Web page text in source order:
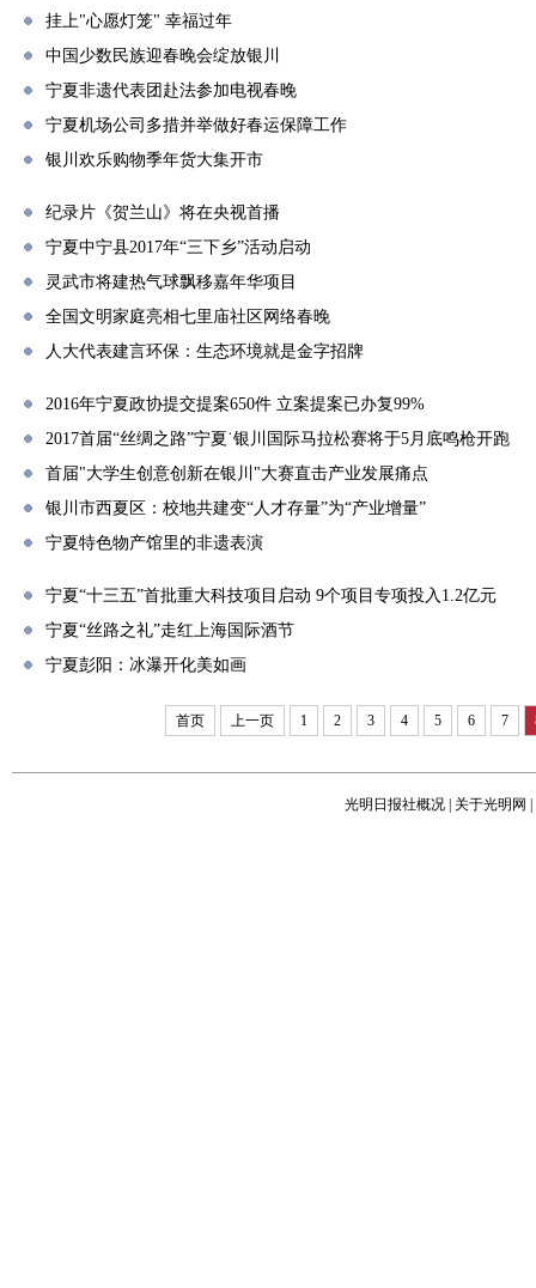
挂上"心愿灯笼" 幸福过年
中国少数民族迎春晚会绽放银川
宁夏非遗代表团赴法参加电视春晚
宁夏机场公司多措并举做好春运保障工作
银川欢乐购物季年货大集开市
纪录片《贺兰山》将在央视首播
宁夏中宁县2017年“三下乡”活动启动
灵武市将建热气球飘移嘉年华项目
全国文明家庭亮相七里庙社区网络春晚
人大代表建言环保：生态环境就是金字招牌
2016年宁夏政协提交提案650件 立案提案已办复99%
2017首届“丝绸之路”宁夏˙银川国际马拉松赛将于5月底鸣枪开跑
首届"大学生创意创新在银川"大赛直击产业发展痛点
银川市西夏区：校地共建变“人才存量”为“产业增量”
宁夏特色物产馆里的非遗表演
宁夏“十三五”首批重大科技项目启动 9个项目专项投入1.2亿元
宁夏“丝路之礼”走红上海国际酒节
宁夏彭阳：冰瀑开化美如画
首页 上一页 1 2 3 4 5 6 7
光明日报社概况 关于光明网